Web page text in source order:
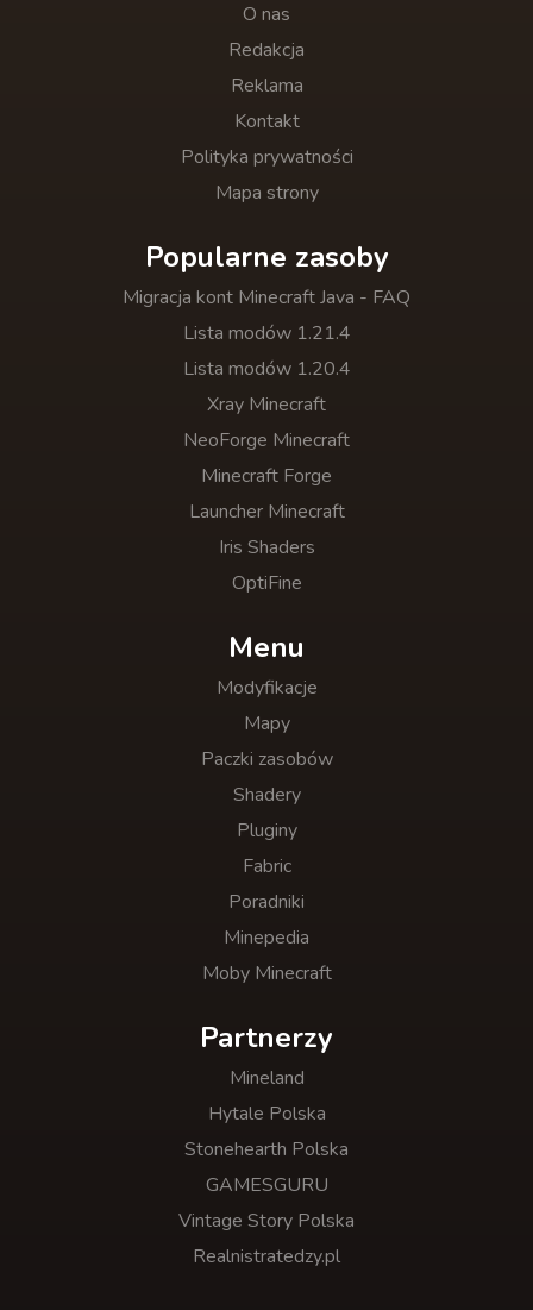
O nas
Redakcja
Reklama
Kontakt
Polityka prywatności
Mapa strony
Popularne zasoby
Migracja kont Minecraft Java - FAQ
Lista modów 1.21.4
Lista modów 1.20.4
Xray Minecraft
NeoForge Minecraft
Minecraft Forge
Launcher Minecraft
Iris Shaders
OptiFine
Menu
Modyfikacje
Mapy
Paczki zasobów
Shadery
Pluginy
Fabric
Poradniki
Minepedia
Moby Minecraft
Partnerzy
Mineland
Hytale Polska
Stonehearth Polska
GAMESGURU
Vintage Story Polska
Realnistratedzy.pl